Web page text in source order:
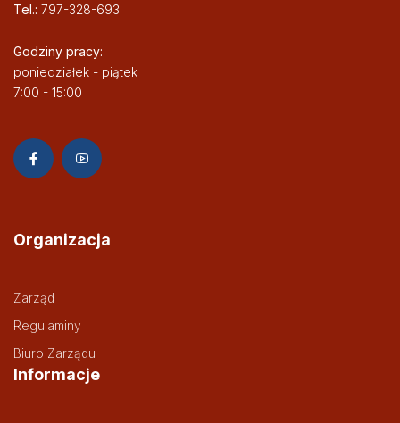
Tel.: 797-328-693
Godziny pracy:
poniedziałek - piątek
7:00 - 15:00
Organizacja
Zarząd
Regulaminy
Biuro Zarządu
Informacje